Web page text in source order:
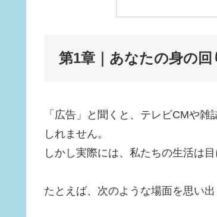
第1章｜あなたの身の
「広告」と聞くと、テレビCMや
しれません。
しかし実際には、私たちの生活は
たとえば、次のような場面を思い出